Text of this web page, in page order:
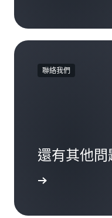
聯絡我們
還有其他問